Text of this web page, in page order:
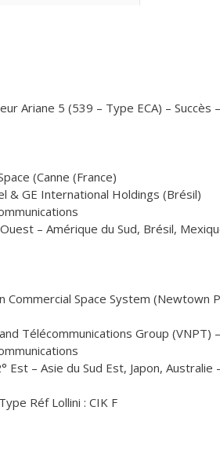
Ariane 5 (539 – Type ECA) –
(Canne (France)
& GE International Holdings (Brésil)
– Amérique du Sud, Brésil,
Commercial Space System (Newtown
Télécommunications Group (VNPT)
Est – Asie du Sud Est, Japon,
Réf Lollini : CIK F